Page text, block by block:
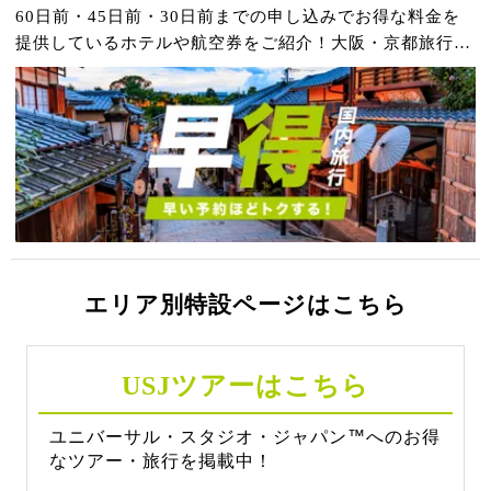
60日前・45日前・30日前までの申し込みでお得な料金を
提供しているホテルや航空券をご紹介！大阪・京都旅行・
USJツアーへお得に行くなら早期予約がおすすめです♪
エリア別特設ページはこちら
USJツアーはこちら
ユニバーサル・スタジオ・ジャパン™️へのお得
なツアー・旅行を掲載中！